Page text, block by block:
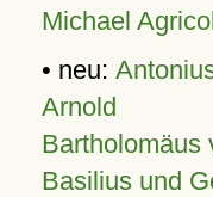
Michael
• neu:
Arnold
Bartholomäus
Basilius und